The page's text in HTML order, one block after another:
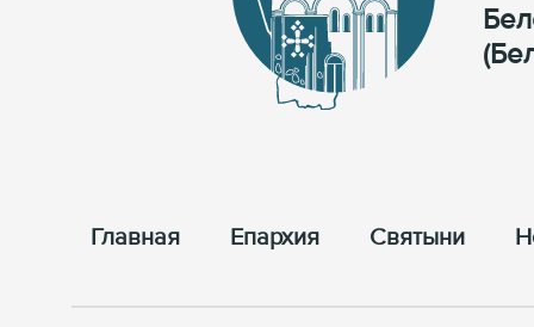
Главная Епархия Cвятыни